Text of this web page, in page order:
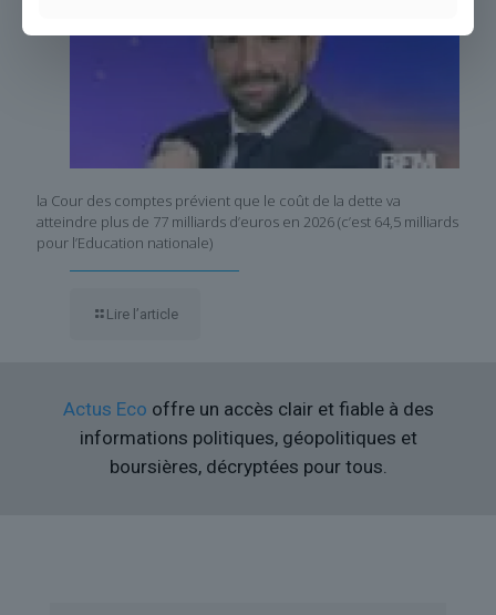
la Cour des comptes prévient que le coût de la dette va
atteindre plus de 77 milliards d’euros en 2026 (c’est 64,5 milliards
pour l’Education nationale)
Lire l’article
Actus Eco offre un accès clair et fiable à des
informations politiques, géopolitiques et
boursières, décryptées pour tous.